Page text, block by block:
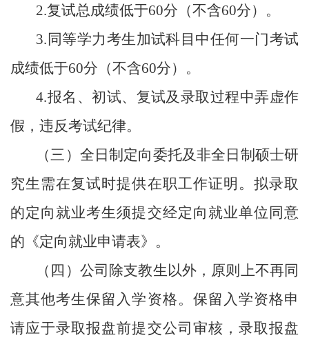
2.复试总成绩低于60分（不含60分）。
3.同等学力考生加试科目中任何一门考试
成绩低于60分（不含60分）。
4.报名、初试、复试及录取过程中弄虚作
假，违反考试纪律。
（三 ） 全日制定向委托及非全日制硕士研
究生需在复试时提供在职工作证明。拟录取
的定向就业考生须提交经定向就业单位同意
的《定向就业申请表》。
（四）公司除支教生以外，原则上不再同
意其他考生保留入学资格。保留入学资格申
请应于录取报盘前提交公司审核，录取报盘